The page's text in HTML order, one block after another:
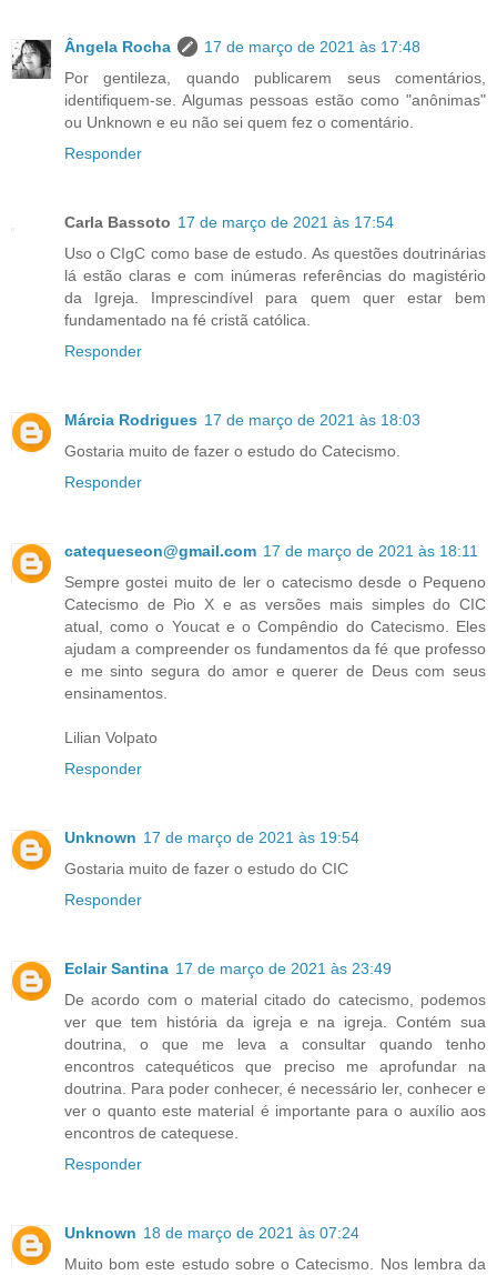
Ângela Rocha
17 de março de 2021 às 17:48
Por gentileza, quando publicarem seus comentários,
identifiquem-se. Algumas pessoas estão como "anônimas"
ou Unknown e eu não sei quem fez o comentário.
Responder
Carla Bassoto 17 de março de 2021 às 17:54
Uso o CIgC como base de estudo. As questões doutrinárias
lá estão claras e com inúmeras referências do magistério
da Igreja. Imprescindível para quem quer estar bem
fundamentado na fé cristã católica.
Responder
Márcia Rodrigues 17 de março de 2021 às 18:03
Gostaria muito de fazer o estudo do Catecismo.
Responder
catequeseon@gmail.com 17 de março de 2021 às 18:11
Sempre gostei muito de ler o catecismo desde o Pequeno
Catecismo de Pio X e as versões mais simples do CIC
atual, como o Youcat e o Compêndio do Catecismo. Eles
ajudam a compreender os fundamentos da fé que professo
e me sinto segura do amor e querer de Deus com seus
ensinamentos.
Lilian Volpato
Responder
Unknown 17 de março de 2021 às 19:54
Gostaria muito de fazer o estudo do CIC
Responder
Eclair Santina 17 de março de 2021 às 23:49
De acordo com o material citado do catecismo, podemos
ver que tem história da igreja e na igreja. Contém sua
doutrina, o que me leva a consultar quando tenho
encontros catequéticos que preciso me aprofundar na
doutrina. Para poder conhecer, é necessário ler, conhecer e
ver o quanto este material é importante para o auxílio aos
encontros de catequese.
Responder
Unknown 18 de março de 2021 às 07:24
Muito bom este estudo sobre o Catecismo. Nos lembra da